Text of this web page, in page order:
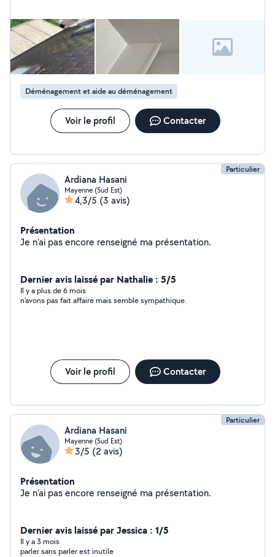
Déménagement et aide au déménagement
Voir le profil Contacter
Particulier
Ardiana Hasani
Mayenne (Sud Est)
4,3/5 (3 avis)
Présentation
Je n'ai pas encore renseigné ma présentation.
Dernier avis laissé par Nathalie : 5/5
Il y a plus de 6 mois
n'avons pas fait affaire mais semble sympathique.
Voir le profil Contacter
Particulier
Ardiana Hasani
Mayenne (Sud Est)
3/5 (2 avis)
Présentation
Je n'ai pas encore renseigné ma présentation.
Dernier avis laissé par Jessica : 1/5
Il y a 3 mois
parler sans parler est inutile